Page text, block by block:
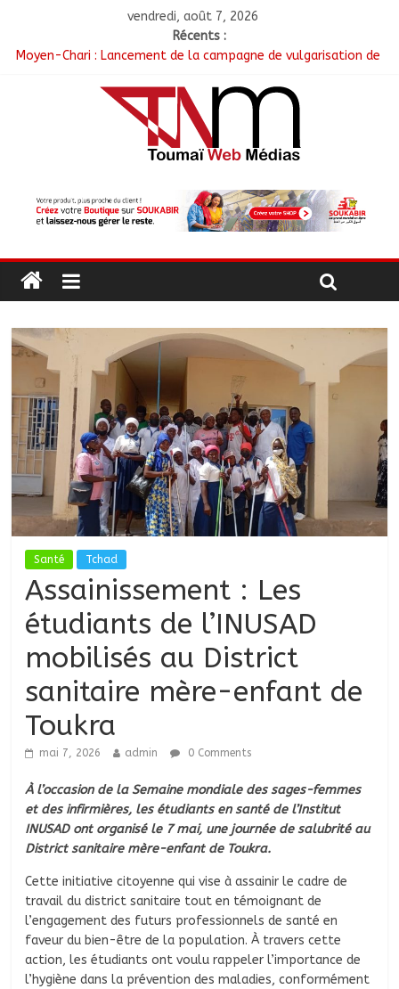
vendredi, août 7, 2026
Récents :
Moyen-Chari : Lancement de la campagne de vulgarisation de
Barh-Koh : Le MPS installe ses nouvelles instances locales à
Borkou : Recrudescence des braquages sur l’axe Faya-Kalaït
N’Djamena : Le maire intensifie le suivi des chantiers
Moyen-Chari : Les nouveaux bacheliers orientés vers leur
avenir
Santé Tchad
Assainissement : Les
étudiants de l’INUSAD
mobilisés au District
sanitaire mère-enfant de
Toukra
mai 7, 2026 admin 0 Comments
À l’occasion de la Semaine mondiale des sages-femmes
et des infirmières, les étudiants en santé de l’Institut
INUSAD ont organisé le 7 mai, une journée de salubrité au
District sanitaire mère-enfant de Toukra.
Cette initiative citoyenne qui vise à assainir le cadre de
travail du district sanitaire tout en témoignant de
l’engagement des futurs professionnels de santé en
faveur du bien-être de la population. À travers cette
action, les étudiants ont voulu rappeler l’importance de
l’hygiène dans la prévention des maladies, conformément